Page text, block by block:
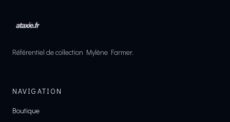
Référentiel de collection Mylène Farmer.
NAVIGATION
Boutique